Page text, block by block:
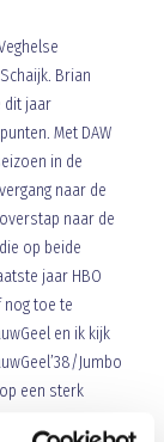
Brian
dit jaar
Met DAW
in de
naar de
naar de
op beide
jaar HBO
nog toe te
en ik kijk
Jumbo
een sterk